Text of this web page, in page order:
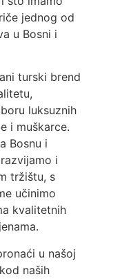
jednog od
u Bosni i
turski brend
luksuznih
i muškarce.
Bosnu i
i
tržištu, s
učinimo
kvalitetnih
u našoj
naših